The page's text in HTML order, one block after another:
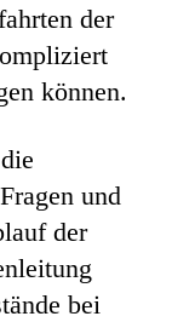
der
können.
und
der
bei